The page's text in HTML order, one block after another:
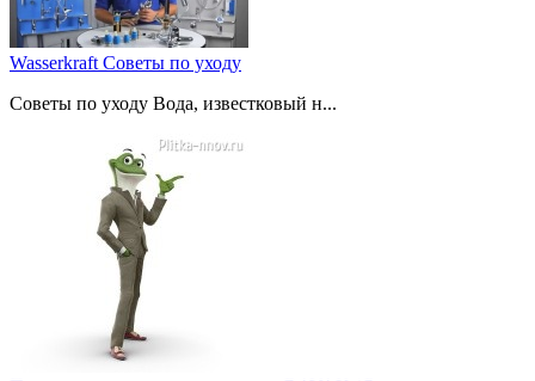
Wasserkraft Советы по уходу
Советы по уходу Вода, известковый н...